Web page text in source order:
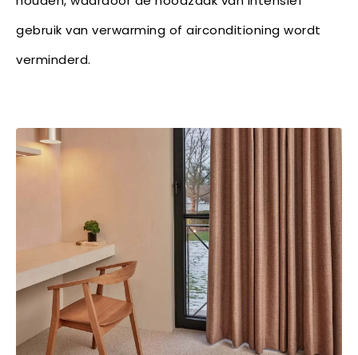
gebruik van verwarming of airconditioning wordt
verminderd.